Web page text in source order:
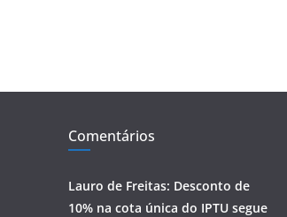
Comentários
Lauro de Freitas: Desconto de
10% na cota única do IPTU segue